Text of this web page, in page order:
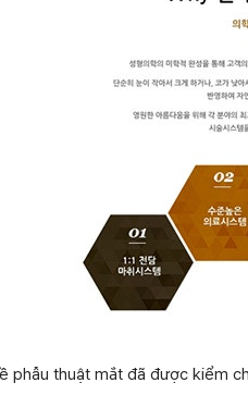
phẫu thuật mắt đã được kiểm